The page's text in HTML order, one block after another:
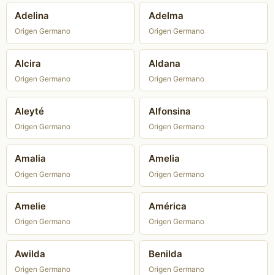
Adelina
Origen Germano
Adelma
Origen Germano
Alcira
Origen Germano
Aldana
Origen Germano
Aleyté
Origen Germano
Alfonsina
Origen Germano
Amalia
Origen Germano
Amelia
Origen Germano
Amelie
Origen Germano
América
Origen Germano
Awilda
Origen Germano
Benilda
Origen Germano